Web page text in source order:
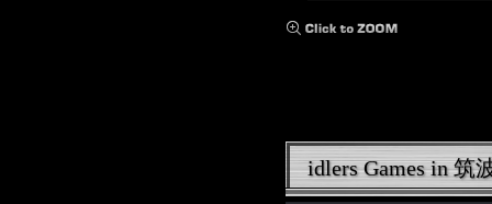
idlers Games in 筑